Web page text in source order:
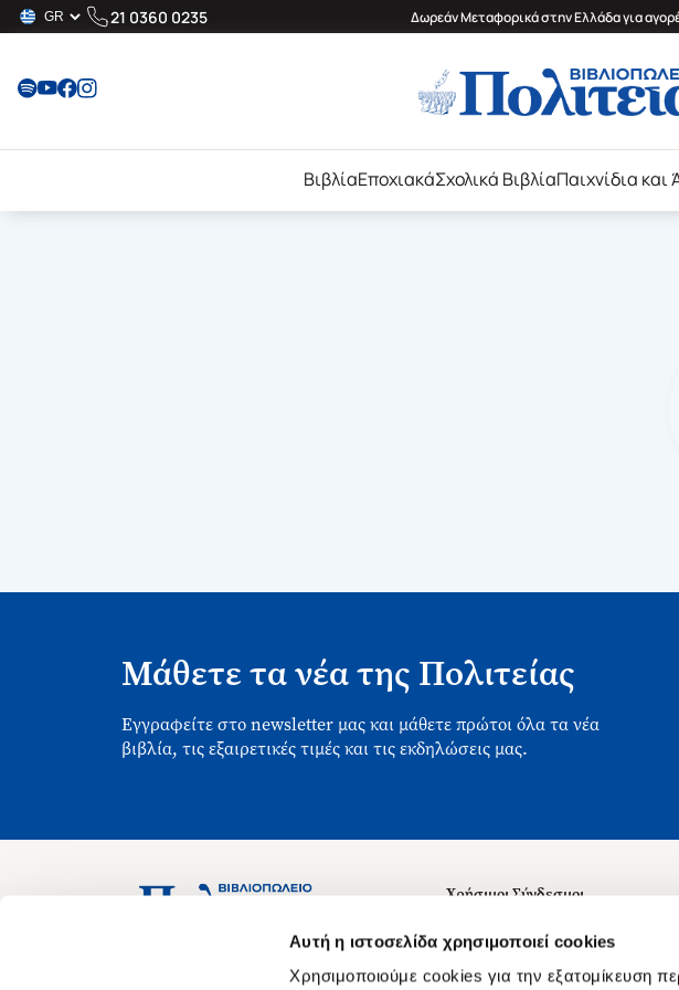
Αυτή η ιστοσελίδα χρησιμοποιεί cookies
Χρησιμοποιούμε cookies για την εξατομίκευση
21 0360 0235 Δωρεάν Μεταφορικά στην Ελλάδα για
ΒιβλίαΕποχιακάΣχολικά ΒιβλίαΠαιχνίδια και
Μάθετε τα νέα της Πολιτείας
Εγγραφείτε στο newsletter μας και μάθετε πρώτοι όλα τα νέα
βιβλία, τις εξαιρετικές τιμές και τις εκδηλώσεις μας.
Ασκληπιού 1-3, Αθήνα 106 79
Χρήσιμοι Σύνδεσμοι
Σχετικά με εμάς
Θέσεις Εργασίας